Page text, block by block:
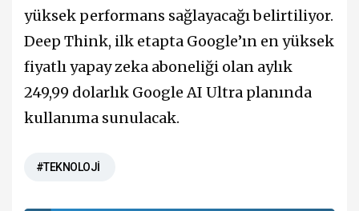
yüksek performans sağlayacağı belirtiliyor.
Deep Think, ilk etapta Google’ın en yüksek
fiyatlı yapay zeka aboneliği olan aylık
249,99 dolarlık Google AI Ultra planında
kullanıma sunulacak.
#TEKNOLOJİ